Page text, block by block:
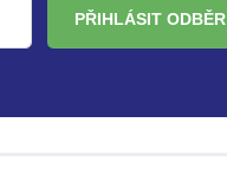
PŘIHLÁSIT ODBĚR